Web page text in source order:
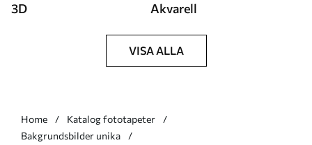
3D Akvarell
VISA ALLA
Home
Katalog fototapeter
Bakgrundsbilder unika